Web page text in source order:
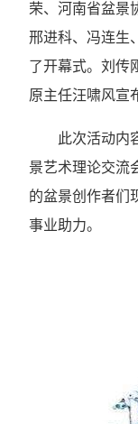
荣、河南省盆景
邢进科、冯连生
了开幕式。刘传
原主任汪啸风宣
此次活动内
景艺术理论交流
的盆景创作者们
事业助力。